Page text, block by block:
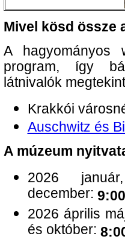
Mivel kösd össze
A hagyományos
program, így
látnivalók
Krakkói
Auschwitz és
A múzeum
2026
december:
2026 április
és október: